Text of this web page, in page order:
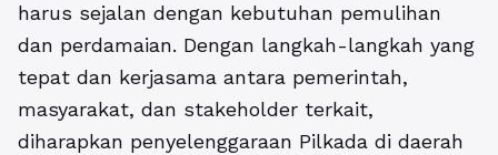
harus sejalan dengan kebutuhan pemulihan
dan perdamaian. Dengan langkah-langkah yang
tepat dan kerjasama antara pemerintah,
masyarakat, dan stakeholder terkait,
diharapkan penyelenggaraan Pilkada di daerah